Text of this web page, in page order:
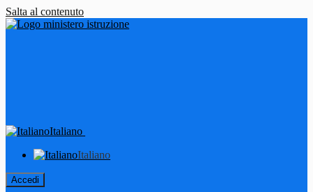
Salta al contenuto
Italiano
Italiano
Accedi